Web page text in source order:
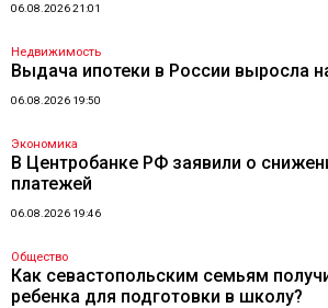
06.08.2026 21:01
Недвижимость
Выдача ипотеки в России выросла
06.08.2026 19:50
Экономика
В Центробанке РФ заявили о
платежей
06.08.2026 19:46
Общество
Как севастопольским семьям
ребенка для подготовки в школу?